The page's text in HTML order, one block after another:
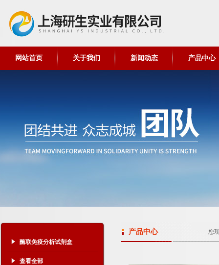
网站首页 关于我们 新闻动态 产品中心
酶联免疫分析试剂盒
查看全部
产品中心 您